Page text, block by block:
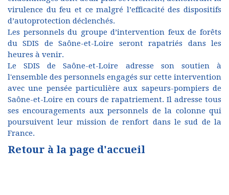
virulence du feu et ce malgré l’efficacité des dispositifs
d’autoprotection déclenchés.
Les personnels du groupe d’intervention feux de forêts
du SDIS de Saône-et-Loire seront rapatriés dans les
heures à venir.
Le SDIS de Saône-et-Loire adresse son soutien à
l'ensemble des personnels engagés sur cette intervention
avec une pensée particulière aux sapeurs-pompiers de
Saône-et-Loire en cours de rapatriement. Il adresse tous
ses encouragements aux personnels de la colonne qui
poursuivent leur mission de renfort dans le sud de la
France.
Retour à la page d'accueil